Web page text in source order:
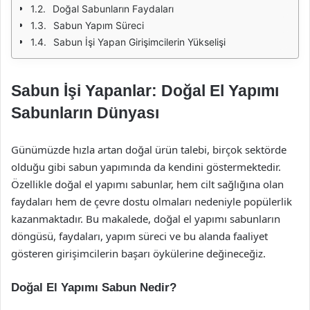
Doğal Sabunların Faydaları
Sabun Yapım Süreci
Sabun İşi Yapan Girişimcilerin Yükselişi
Sabun İşi Yapanlar: Doğal El Yapımı
Sabunların Dünyası
Günümüzde hızla artan doğal ürün talebi, birçok sektörde
olduğu gibi sabun yapımında da kendini göstermektedir.
Özellikle doğal el yapımı sabunlar, hem cilt sağlığına olan
faydaları hem de çevre dostu olmaları nedeniyle popülerlik
kazanmaktadır. Bu makalede, doğal el yapımı sabunların
döngüsü, faydaları, yapım süreci ve bu alanda faaliyet
gösteren girişimcilerin başarı öykülerine değineceğiz.
Doğal El Yapımı Sabun Nedir?